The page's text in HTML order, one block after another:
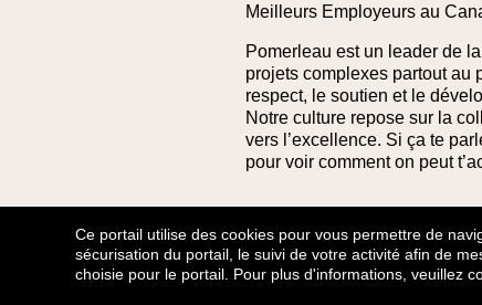
Ce portail utilise des cookies pour vous permettre de
sécurisation du portail, le suivi de votre activité afin de
choisie pour le portail. Pour plus d'informations, veuillez
Meilleurs Employeurs au
Pomerleau est un leader de
projets complexes partout au
respect, le soutien et le
Notre culture repose sur la
vers l’excellence. Si ça te
pour voir comment on peut
Retour